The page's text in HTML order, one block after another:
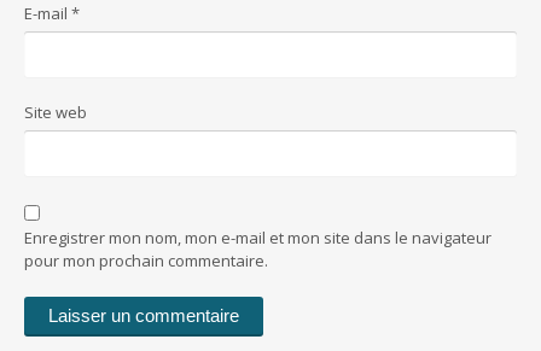
E-mail *
Site web
Enregistrer mon nom, mon e-mail et mon site dans le navigateur
pour mon prochain commentaire.